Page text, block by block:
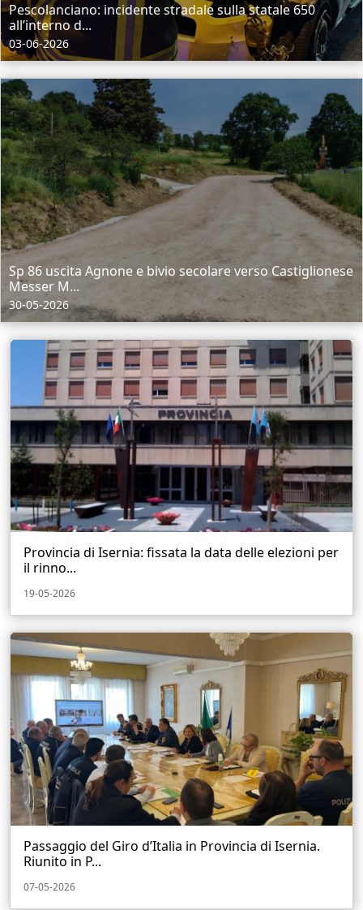
Pescolanciano: incidente stradale sulla statale 650
all’interno d...
03-06-2026
Sp 86 uscita Agnone e bivio secolare verso Castiglionese
Messer M...
30-05-2026
Provincia di Isernia: fissata la data delle elezioni per
il rinno...
19-05-2026
Passaggio del Giro d’Italia in Provincia di Isernia.
Riunito in P...
07-05-2026